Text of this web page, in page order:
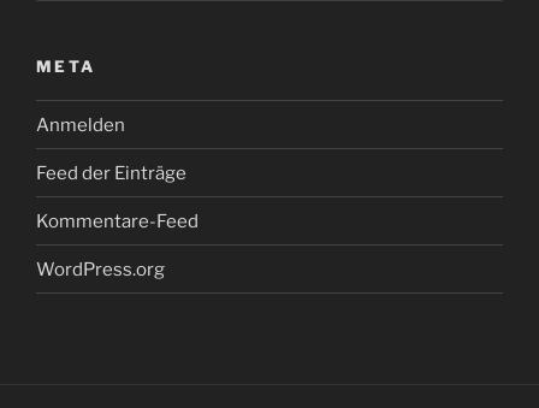
META
Anmelden
Feed der Einträge
Kommentare-Feed
WordPress.org